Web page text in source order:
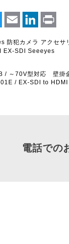
防犯カメラ アクセサ
EX-SDI Seeeyes
/ ～70V型対応 壁掛
/ EX-SDI to HDMI
電話での